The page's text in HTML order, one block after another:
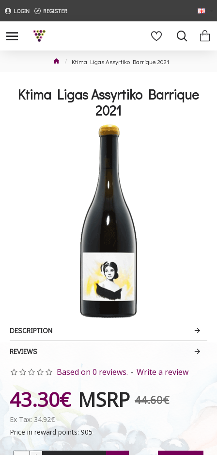
LOGIN REGISTER
Ktima Ligas Assyrtiko Barrique 2021
Ktima Ligas Assyrtiko Barrique
2021
DESCRIPTION
REVIEWS
Based on 0 reviews. - Write a review
MSRP 44.60€
43.30€
Ex Tax: 34.92€
Price in reward points: 905